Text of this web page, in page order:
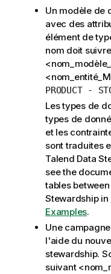
Un modèle de
avec des
élément de
nom doit
PRODUCT -
Les types de
types de
et les
sont traduites
Talend Data
see the
tables between
Stewardshipin
Examples.
Une
l'aide du
stewardship.
suivant